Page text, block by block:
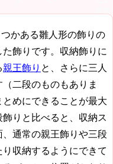
かある雛人形の飾りの
飾りです。収納飾りに
親王飾り と、さらに三人
二段のものもありま
めにできることが最大
りと比べると、収納ス
通常の親王飾りや三段
収納するようにできて